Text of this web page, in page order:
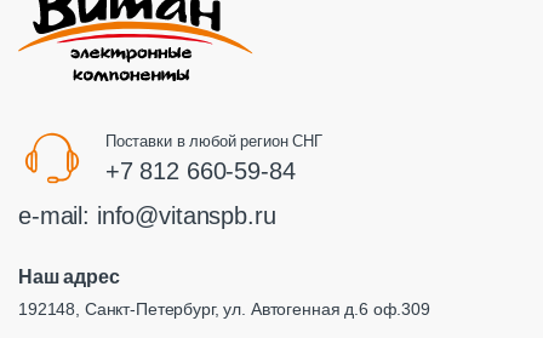
Поставки в любой регион СНГ
+7 812 660-59-84
e-mail: info@vitanspb.ru
Наш адрес
192148, Санкт-Петербург, ул. Автогенная д.6 оф.309